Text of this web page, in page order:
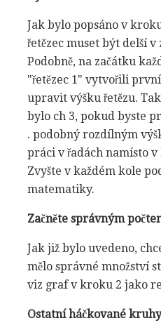
Jak bylo popsáno v
řetězec muset být delší v
Podobně, na začátku
"řetězec 1" vytvořili
upravit výšku řetězu.
bylo ch 3, pokud byste
. podobný rozdílným
práci v řadách namísto
Zvyšte v každém kole
matematiky.
Začněte správným
Jak již bylo uvedeno,
mělo správné množství
viz graf v kroku 2 jako
Ostatní háčkované kruhy